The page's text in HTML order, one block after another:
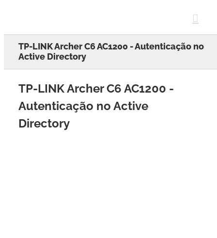
TP-LINK Archer C6 AC1200 - Autenticação no
Active Directory
TP-LINK Archer C6 AC1200 -
Autenticação no Active
Directory